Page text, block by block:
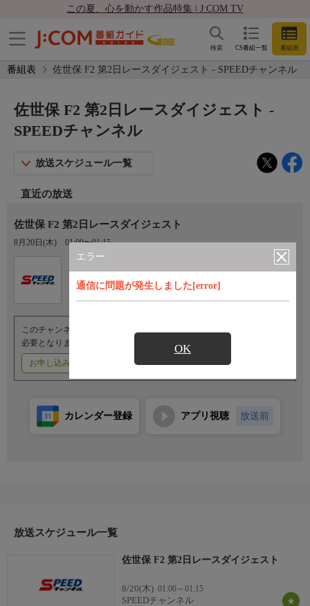
この夏、心を動かす作品特集 | J:COM TV
CS番組一覧 番組表
検索
番組表 佐世保 F2 第2日レースダイジェスト - SPEEDチャンネル
エラー
通信に問題が発生しました[error]
OK
佐世保 F2 第2日レースダイジェスト -
SPEEDチャンネル
放送スケジュール一覧
直近の放送
佐世保 F2 第2日レースダイジェスト
8月20日(木) 01:00〜01:15
このチャンネルのご視聴には、オプションチャンネル(有料)のご契約が
必要となります。
お申し込みはこちら ご利用料金はこちら
カレンダー登録 アプリ視聴 放送前
放送スケジュール一覧
佐世保 F2 第2日レースダイジェスト
8/20(木) 01:00～01:15
SPEEDチャンネル